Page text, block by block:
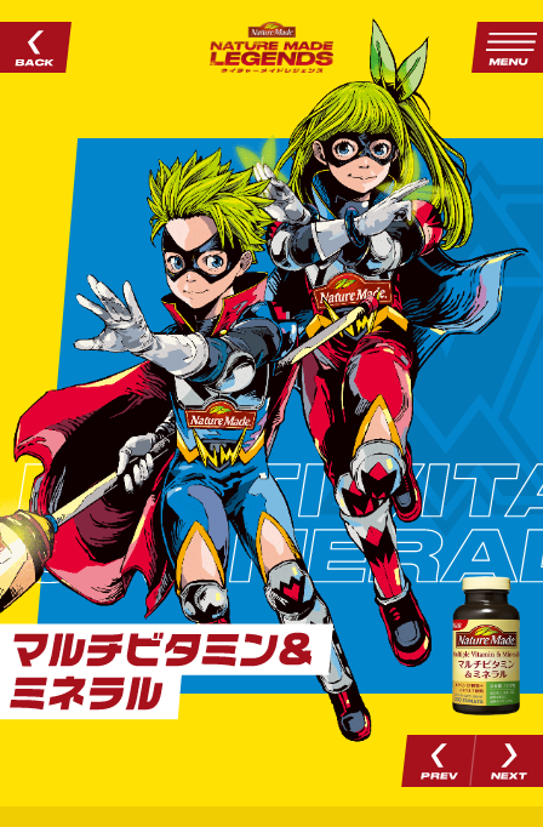
ネイチャーメイドレジェンズとは？
突撃投稿とは？
キャラクター
相関図